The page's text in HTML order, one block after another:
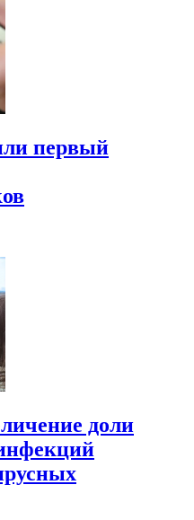
первый
доли